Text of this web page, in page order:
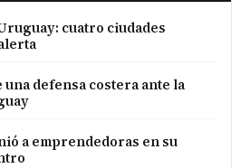
cuatro ciudades
una defensa costera ante la
a emprendedoras en su